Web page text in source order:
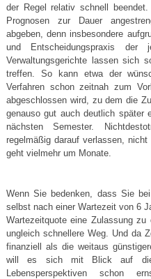
der Regel relativ schnell
Prognosen zur Dauer
abgeben, denn insbesondere
und Entscheidungspraxis
Verwaltungsgerichte lassen sich
treffen. So kann etwa der
Verfahren schon zeitnah zum
abgeschlossen wird, zu dem die
genauso gut auch deutlich später
nächsten Semester.
regelmäßig darauf verlassen,
geht vielmehr um Monate.
Wenn Sie bedenken, dass Sie
selbst nach einer Wartezeit von 6
Wartezeitquote eine Zulassung
ungleich schnellere Weg. Und da
finanziell als die weitaus
will es sich mit Blick auf die
Lebensperspektiven schon